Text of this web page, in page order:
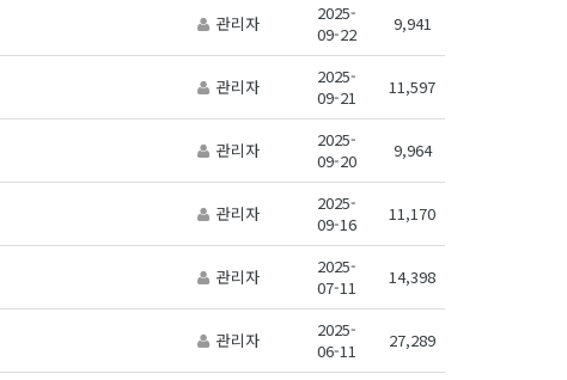
관리자
2025-
09-22
9,941
관리자
2025-
09-21
11,597
관리자
2025-
09-20
9,964
관리자
2025-
09-16
11,170
관리자
2025-
07-11
14,398
관리자
2025-
06-11
27,289